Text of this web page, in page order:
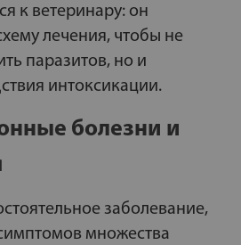
к ветеринару: он
лечения, чтобы не
паразитов, но и
интоксикации.
болезни и
заболевание,
множества